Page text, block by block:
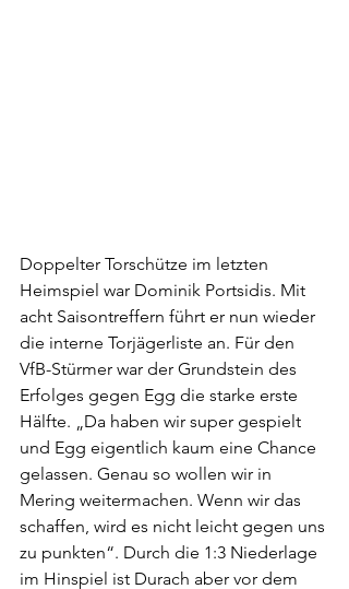
Doppelter Torschütze im letzten
Heimspiel war Dominik Portsidis. Mit
acht Saisontreffern führt er nun wieder
die interne Torjägerliste an. Für den
VfB-Stürmer war der Grundstein des
Erfolges gegen Egg die starke erste
Hälfte. „Da haben wir super gespielt
und Egg eigentlich kaum eine Chance
gelassen. Genau so wollen wir in
Mering weitermachen. Wenn wir das
schaffen, wird es nicht leicht gegen uns
zu punkten“. Durch die 1:3 Niederlage
im Hinspiel ist Durach aber vor dem